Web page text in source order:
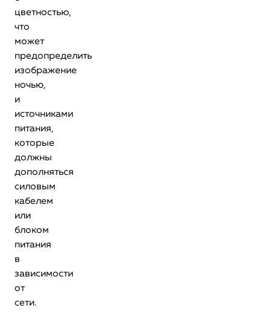
цветностью,
что
может
предопределить
изображение
ночью,
и
источниками
питания,
которые
должны
дополняться
силовым
кабелем
или
блоком
питания
в
зависимости
от
сети.